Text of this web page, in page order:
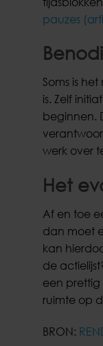
pauzes
Soms is
is. Zelf
beginnen.
werk over
Het
Af en toe
dan moet
kan
de
een prettig
ruimte op
BRON: